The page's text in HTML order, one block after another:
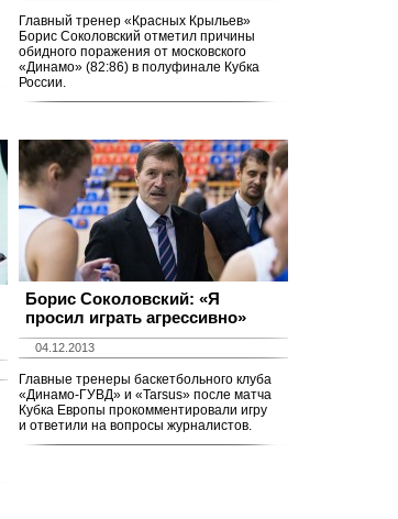
Главный тренер «Красных Крыльев»
Борис Соколовский отметил причины
обидного поражения от московского
«Динамо» (82:86) в полуфинале Кубка
России.
Борис Соколовский: «Я
просил играть агрессивно»
04.12.2013
Главные тренеры баскетбольного клуба
«Динамо-ГУВД» и «Tarsus» после матча
Кубка Европы прокомментировали игру
и ответили на вопросы журналистов.